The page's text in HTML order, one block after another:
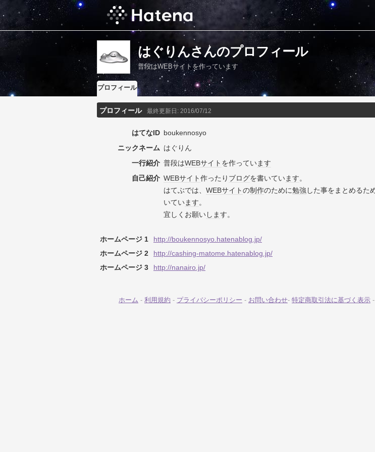
はぐりんさんのプロフィール
普段はWEBサイトを作っています
プロフィール
プロフィール 最終更新日: 2016/07/12
はてなID boukennosyo
ニックネーム はぐりん
一行紹介 普段はWEBサイト を作っています
自己紹介 WEBサイト作ったり ブログを書いています。
はてぶでは、 WEBサイトの制作のために勉強 した事をまとめるた
いています。
宜しくお願いします。
ホームページ 1
http://boukennosyo.hatenablog.jp/
ホームページ 2
http://cashing-matome.hatenablog.jp/
ホームページ 3
http://nanairo.jp/
ホーム - 利用規約 - プライバシーポリシー - お問い合わせ- 特定商取引法に基づく表示 -